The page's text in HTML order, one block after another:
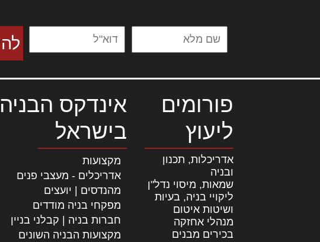
פורומים
ליעוץ
אדריכלות, תכנון
ובניה
שמאות, מיסוי נדל"ן
ליקויי בניה, בעיות
ושיטות איטום
מנהלי אחזקה
בכירים מבנים
אינדקס הבניה
בישראל
מקצועות
אדריכלים - מעצבי פנים
מהנדסים | יועצים
מפקחי בניה מודדים
חברות בניה | קבלני בניין
מקצועות הבניה השונים